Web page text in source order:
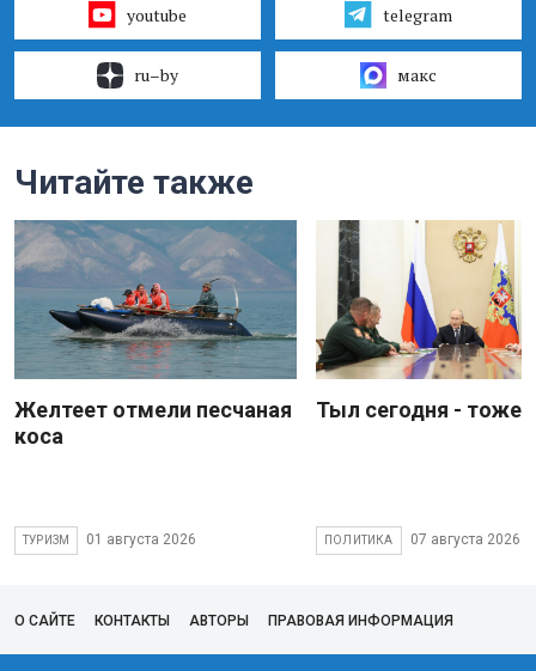
youtube telegram
ru–by макс
Читайте также
Желтеет отмели песчаная
коса
ТУРИЗМ 01 августа 2026
Тыл сегодня - тоже
ПОЛИТИКА 07 августа 2026
О САЙТЕ КОНТАКТЫ АВТОРЫ ПРАВОВАЯ ИНФОРМАЦИЯ